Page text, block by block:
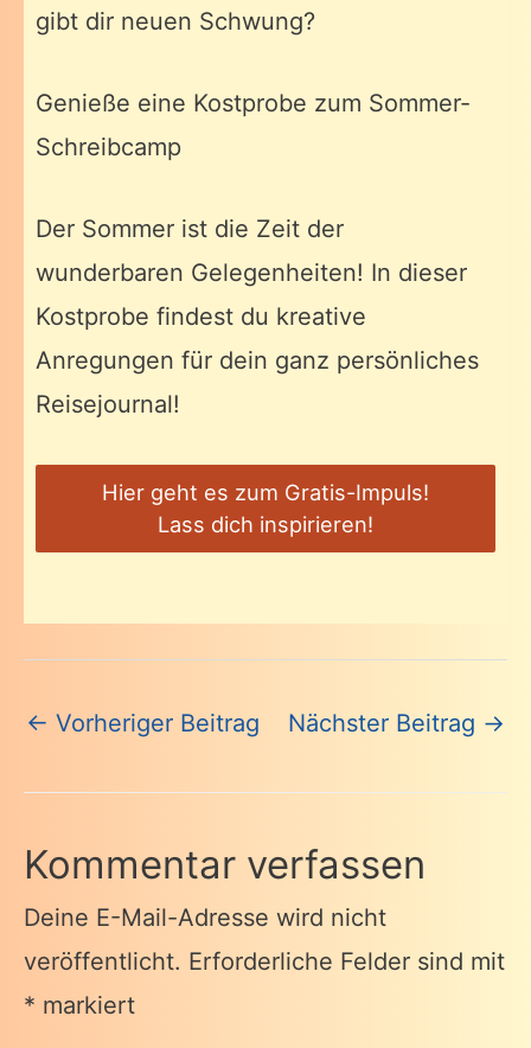
gibt dir neuen Schwung?
Genieße eine Kostprobe zum Sommer-
Schreibcamp
Der Sommer ist die Zeit der
wunderbaren Gelegenheiten! In dieser
Kostprobe findest du kreative
Anregungen für dein ganz persönliches
Reisejournal!
Hier geht es zum Gratis-Impuls!
Lass dich inspirieren!
Beitragsnavigation
← Vorheriger Beitrag Nächster Beitrag →
Kommentar verfassen
Deine E-Mail-Adresse wird nicht
veröffentlicht. Erforderliche Felder sind mit
* markiert